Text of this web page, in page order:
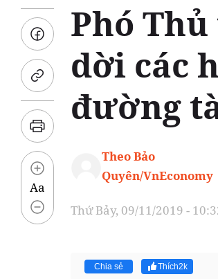
Aa
Phó
dời các
đường
Theo Bảo
Quyên/VnEconomy
Thứ Bảy, 09/11/2019 -
Chia sẻ Thích2k